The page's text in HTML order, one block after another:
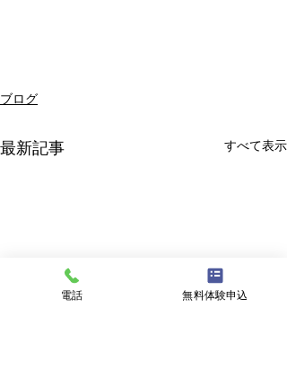
ブログ
最新記事 すべて表示
電話 無料体験申込